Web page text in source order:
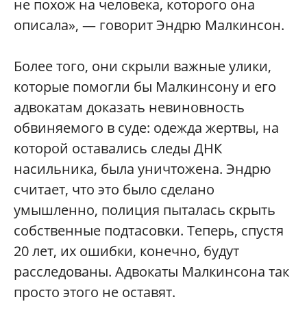
не похож на человека, которого она
описала», — говорит Эндрю Малкинсон.
Более того, они скрыли важные улики,
которые помогли бы Малкинсону и его
адвокатам доказать невиновность
обвиняемого в суде: одежда жертвы, на
которой оставались следы ДНК
насильника, была уничтожена. Эндрю
считает, что это было сделано
умышленно, полиция пыталась скрыть
собственные подтасовки. Теперь, спустя
20 лет, их ошибки, конечно, будут
расследованы. Адвокаты Малкинсона так
просто этого не оставят.